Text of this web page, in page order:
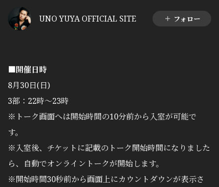
UNO YUYA OFFICIAL SITE フォロー
■開催日時
8月30日(日)
3部：22時〜23時
※トーク画面へは開始時間の10分前から入室が可能で
す。
※入室後、チケットに記載のトーク開始時間になりました
ら、自動でオンライントークが開始します。
※開始時間30秒前から画面上にカウントダウンが表示さ